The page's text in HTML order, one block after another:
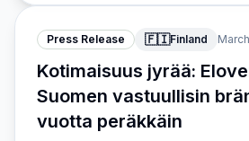
samanaikaisesti.
Press Release 🇫🇮Finland
Kotimaisuus jyrää:
Suomen vastuullisin
vuotta peräkkäin